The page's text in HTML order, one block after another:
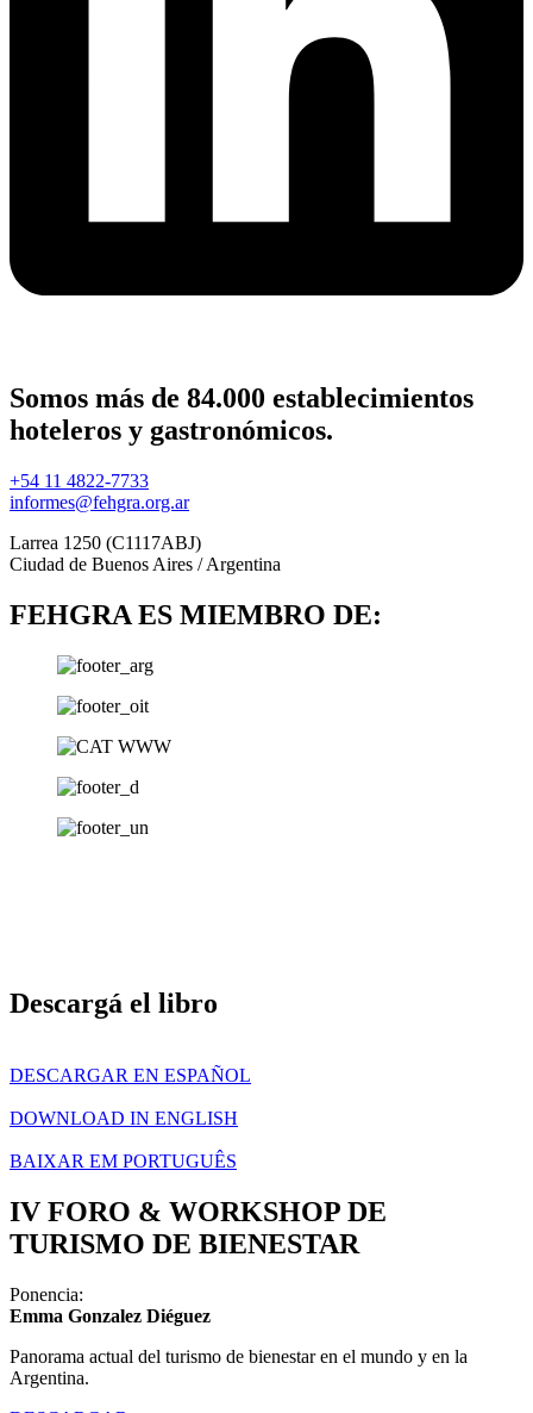
Somos más de 84.000 establecimientos
hoteleros y gastronómicos.
+54 11 4822-7733
informes@fehgra.org.ar
Larrea 1250 (C1117ABJ)
Ciudad de Buenos Aires / Argentina
FEHGRA ES MIEMBRO DE:
Descargá el libro
DESCARGAR EN ESPAÑOL
DOWNLOAD IN ENGLISH
BAIXAR EM PORTUGUÊS
IV FORO & WORKSHOP DE
TURISMO DE BIENESTAR​
Ponencia:
Emma Gonzalez Diéguez
Panorama actual del turismo de bienestar en el mundo y en la
Argentina.